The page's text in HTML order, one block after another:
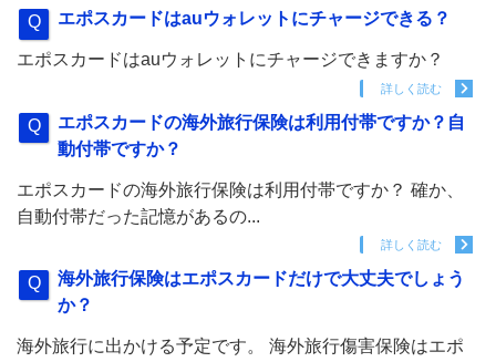
エポスカードはauウォレットにチャージできる？
エポスカードはauウォレットにチャージできますか？
詳しく読む
エポスカードの海外旅行保険は利用付帯ですか？自
動付帯ですか？
エポスカードの海外旅行保険は利用付帯ですか？ 確か、
自動付帯だった記憶があるの...
詳しく読む
海外旅行保険はエポスカードだけで大丈夫でしょう
か？
海外旅行に出かける予定です。 海外旅行傷害保険はエポ